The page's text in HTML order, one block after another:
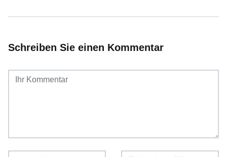
Schreiben Sie einen Kommentar